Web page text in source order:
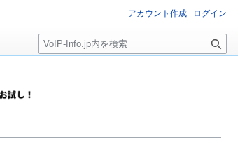
アカウント作成 ログイン
検
索